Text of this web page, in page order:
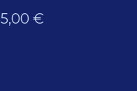
5,00 €